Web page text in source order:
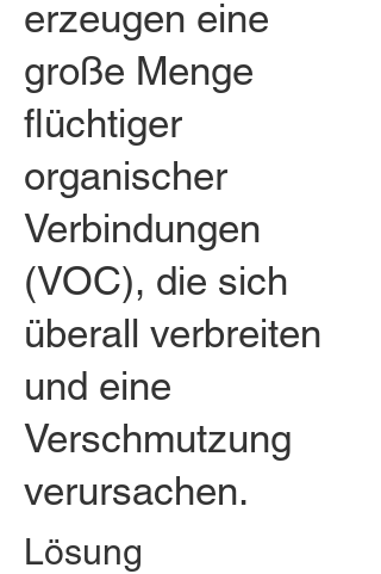
erzeugen eine
große Menge
flüchtiger
organischer
Verbindungen
(VOC), die sich
überall verbreiten
und eine
Verschmutzung
verursachen.
Lösung